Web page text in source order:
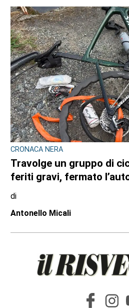
CRONACA NERA
Travolge un gruppo di
feriti gravi, fermato
di
Antonello Micali